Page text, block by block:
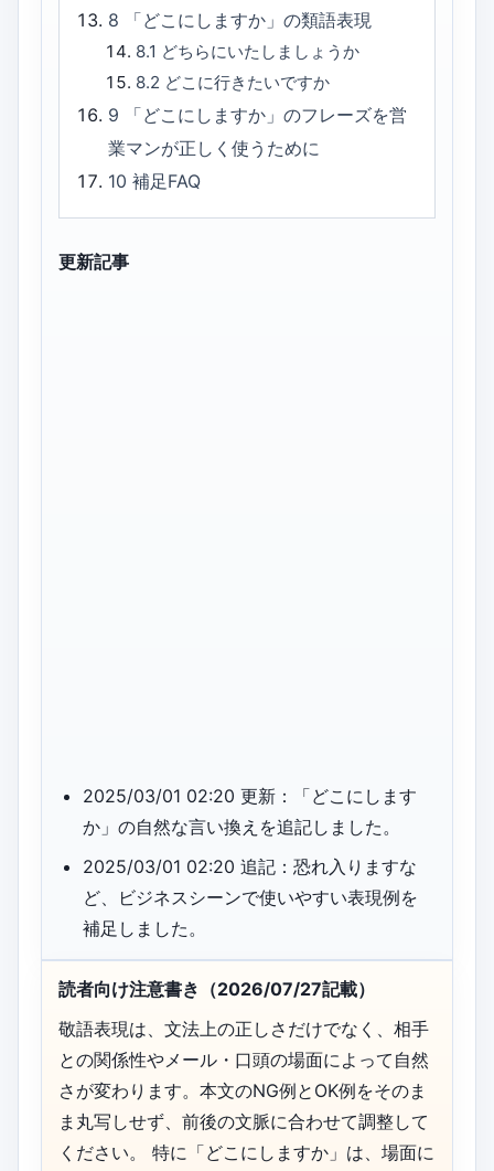
8
「どこにしますか」の類語表現
8.1 どちらにいたしましょうか
8.2 どこに行きたいですか
9
「どこにしますか」のフレーズを営
業マンが正しく使うために
10補足FAQ
更新記事
2025/03/01 02:20 更新：「どこにします
か」の自然な言い換えを追記しました。
2025/03/01 02:20 追記：恐れ入りますな
ど、ビジネスシーンで使いやすい表現例を
補足しました。
読者向け注意書き（2026/07/27記載）
敬語表現は、文法上の正しさだけでなく、相手
との関係性やメール・口頭の場面によって自然
さが変わります。本文のNG例とOK例をそのま
ま丸写しせず、前後の文脈に合わせて調整して
ください。 特に「どこにしますか」は、場面に